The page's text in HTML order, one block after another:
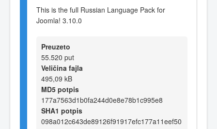
This is the full Russian Language Pack for
Joomla! 3.10.0
Preuzeto
55.520 put
Veličina fajla
495,09 kB
MD5 potpis
177a7563d1b0fa244d0e8e78b1c995e8
SHA1 potpis
098a012c643de89126f91917efc177a11eef50